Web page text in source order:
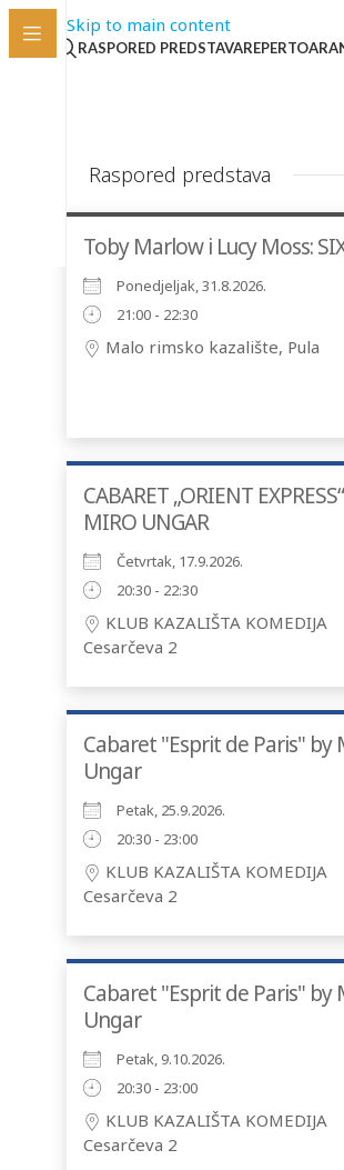
Skip to main content
RASPORED PREDSTAVAREPERTOAR
Raspored predstava
Toby Marlow i Lucy Moss:
Ponedjeljak, 31.8.2026.
21:00 - 22:30
Malo rimsko kazalište, Pula
CABARET „ORIENT
MIRO UNGAR
Četvrtak, 17.9.2026.
20:30 - 22:30
KLUB KAZALIŠTA KOMEDIJA
Cesarčeva 2
Cabaret "Esprit de Paris" by
Ungar
Petak, 25.9.2026.
20:30 - 23:00
KLUB KAZALIŠTA KOMEDIJA
Cesarčeva 2
Cabaret "Esprit de Paris" by
Ungar
Petak, 9.10.2026.
20:30 - 23:00
KLUB KAZALIŠTA KOMEDIJA
Cesarčeva 2